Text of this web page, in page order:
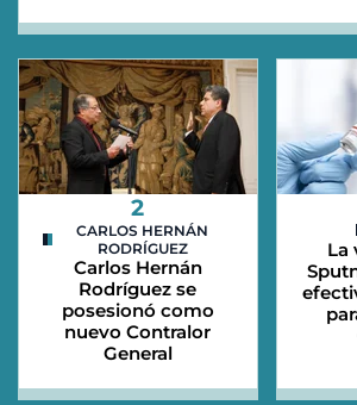
2
CARLOS HERNÁN
RODRÍGUEZ
Carlos Hernán
Rodríguez se
posesionó como
nuevo Contralor
General
La